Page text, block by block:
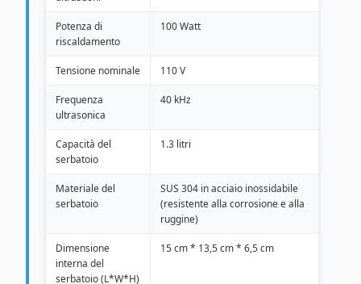
Potenza di
riscaldamento
100 Watt
Tensione nominale 110 V
Frequenza
ultrasonica
40 kHz
Capacità del
serbatoio
1.3 litri
Materiale del
serbatoio
SUS 304 in acciaio inossidabile
(resistente alla corrosione e alla
ruggine)
Dimensione
interna del
serbatoio (L*W*H)
15 cm * 13,5 cm * 6,5 cm